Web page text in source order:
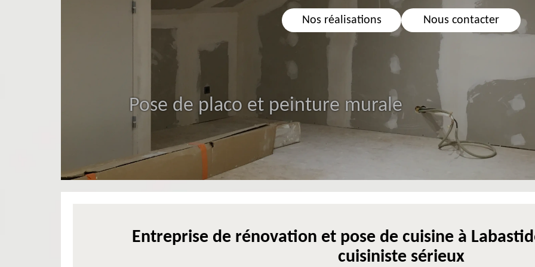
Nos réalisations Nous contacter
Pose de placo et peinture murale
Entreprise de rénovation et pose de cuisine à
cuisiniste sérieux